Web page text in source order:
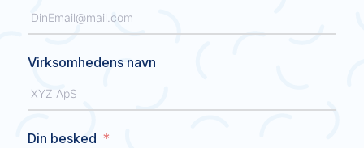
Virksomhedens navn
Din besked